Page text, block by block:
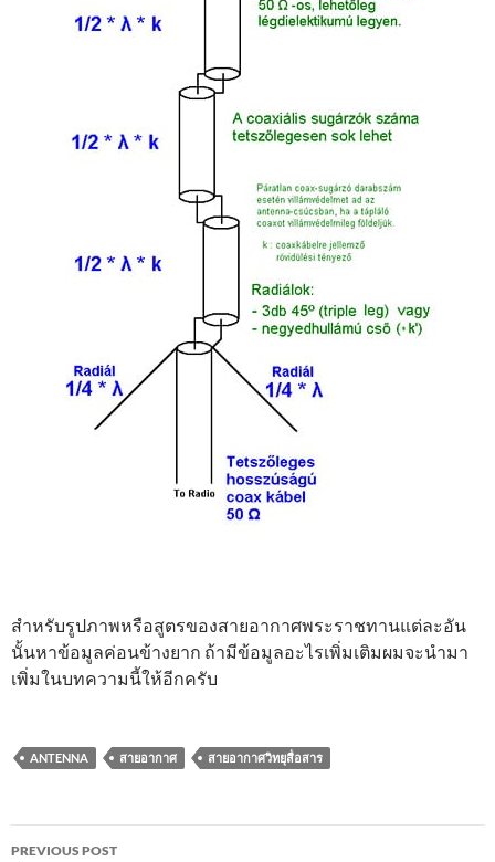
สำหรับรูปภาพหรือสูตรของสายอากาศพระราชทานแต่ละอัน
นั้นหาข้อมูลค่อนข้างยาก ถ้ามีข้อมูลอะไรเพิ่มเติมผมจะนำมา
เพิ่มในบทความนี้ให้อีกครับ
ANTENNA สายอากาศ สายอากาศวิทยุสื่อสาร
Post
PREVIOUS POST